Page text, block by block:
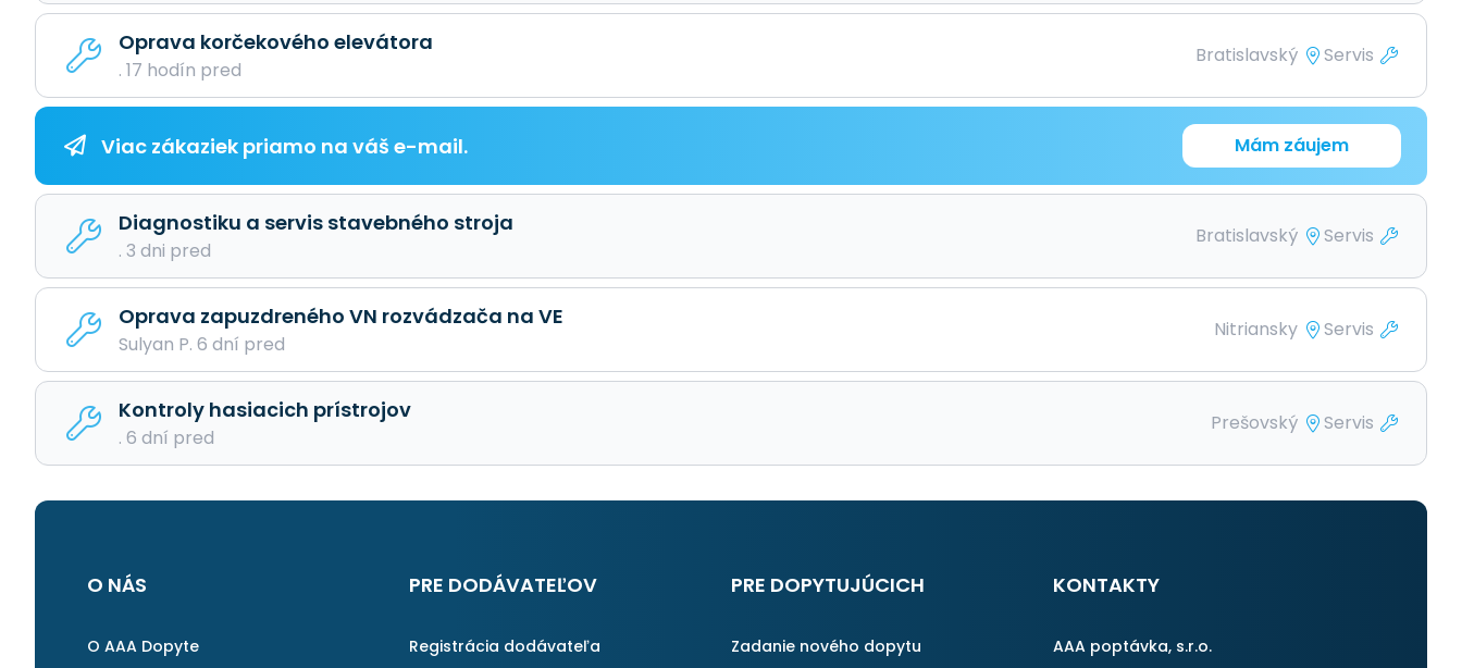
Oprava korčekového elevátora
. 17 hodín pred
Bratislavský Servis
Viac zákaziek priamo na váš e-mail. Mám záujem
Diagnostiku a servis stavebného stroja
. 3 dni pred
Bratislavský Servis
Oprava zapuzdreného VN rozvádzača na VE
Sulyan P. 6 dní pred
Nitriansky Servis
Kontroly hasiacich prístrojov
. 6 dní pred
Prešovský Servis
O NÁS
O AAA Dopyte
PRE DODÁVATEĽOV
Registrácia dodávateľa
PRE DOPYTUJÚCICH
Zadanie nového dopytu
KONTAKTY
AAA poptávka, s.r.o.